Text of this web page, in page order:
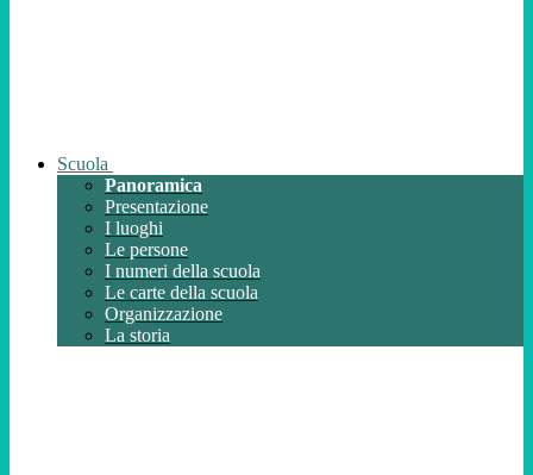
Scuola
Panoramica
Presentazione
I luoghi
Le persone
I numeri della scuola
Le carte della scuola
Organizzazione
La storia